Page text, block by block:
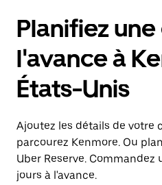
Planifiez
l'avance à
États-Unis
Ajoutez les détails de votre
parcourez Kenmore. Ou
Uber Reserve. Commandez
jours à l'avance.